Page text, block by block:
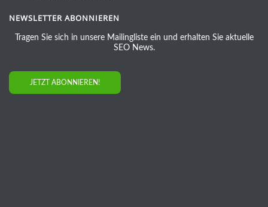
NEWSLETTER ABONNIEREN
Tragen Sie sich in unsere Mailingliste ein und erhalten Sie aktuelle
SEO News.
JETZT ABONNIEREN!